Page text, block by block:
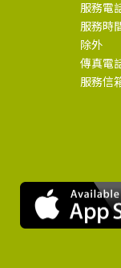
服務電
服務時
除外
傳真電
服務信